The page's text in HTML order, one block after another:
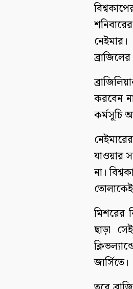
করবেন
কর্মসূচি
যাওয়ার
না।
তোলাকেই
মিশরের
ছাড়া
জার্সিতে।